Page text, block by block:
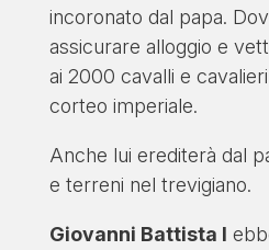
incoronato dal papa.
assicurare alloggio e
ai 2000 cavalli e
corteo imperiale.
Anche lui erediterà dal
e terreni nel trevigiano.
Giovanni Battista I